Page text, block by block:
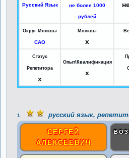
Русский Язык
не более 1000
рублей
Округ Москвы
САО
Москвы
x
Статус
Репетитора
x
Опыт\Квалификация
x
1 русский язык,
СЕРГЕЙ
АЛЕКСЕЕВИЧ